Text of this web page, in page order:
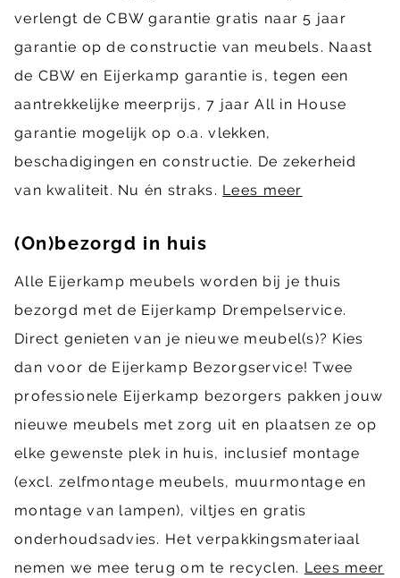
verlengt de CBW garantie gratis naar 5 jaar
garantie op de constructie van meubels. Naast
de CBW en Eijerkamp garantie is, tegen een
aantrekkelijke meerprijs, 7 jaar All in House
garantie mogelijk op o.a. vlekken,
beschadigingen en constructie. De zekerheid
van kwaliteit. Nu én straks. Lees meer
(On)bezorgd in huis
Alle Eijerkamp meubels worden bij je thuis
bezorgd met de Eijerkamp Drempelservice.
Direct genieten van je nieuwe meubel(s)? Kies
dan voor de Eijerkamp Bezorgservice! Twee
professionele Eijerkamp bezorgers pakken jouw
nieuwe meubels met zorg uit en plaatsen ze op
elke gewenste plek in huis, inclusief montage
(excl. zelfmontage meubels, muurmontage en
montage van lampen), viltjes en gratis
onderhoudsadvies. Het verpakkingsmateriaal
nemen we mee terug om te recyclen. Lees meer